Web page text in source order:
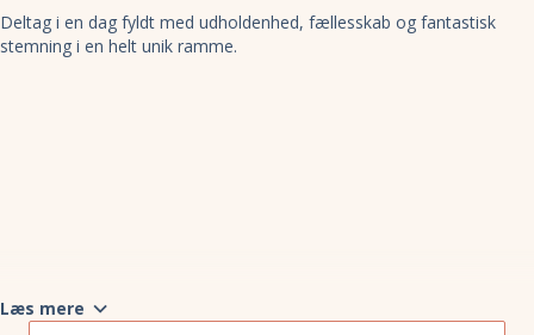
Deltag i en dag fyldt med udholdenhed, fællesskab og fantastisk
stemning i en helt unik ramme.
Læs mere